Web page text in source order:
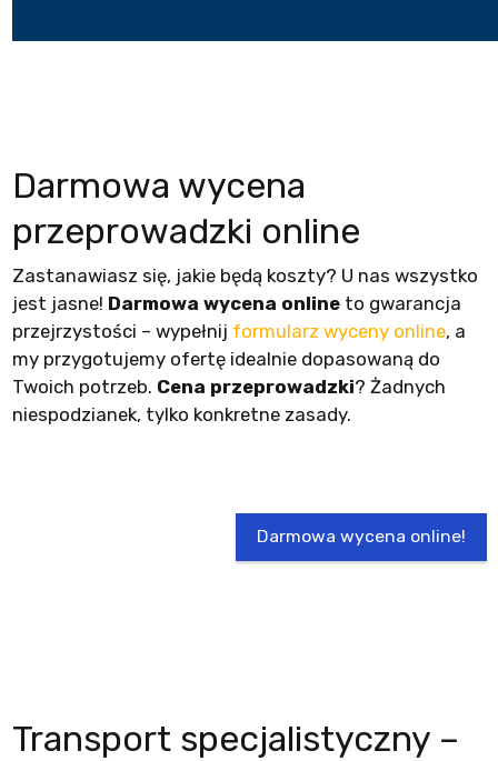
Darmowa wycena
przeprowadzki online
Zastanawiasz się, jakie będą koszty? U nas wszystko
jest jasne! Darmowa wycena onlineto gwarancja
przejrzystości – wypełnij formularz wyceny online, a
my przygotujemy ofertę idealnie dopasowaną do
Twoich potrzeb. Cena przeprowadzki? Żadnych
niespodzianek, tylko konkretne zasady.
Darmowa wycena online!
Transport specjalistyczny –